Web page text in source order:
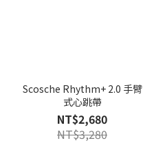
Scosche Rhythm+ 2.0 手臂
式心跳帶
NT$2,680
NT$3,280